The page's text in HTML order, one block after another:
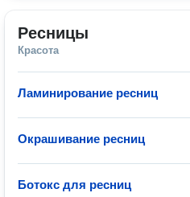
Ресницы
Красота
Ламинирование ресниц
Окрашивание ресниц
Ботокс для ресниц